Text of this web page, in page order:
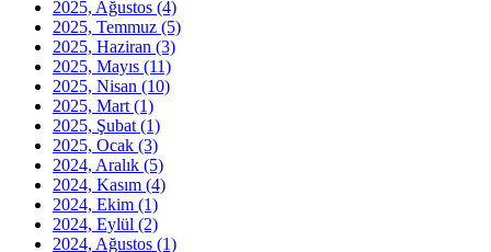
2025, Ağustos (4)
2025, Temmuz (5)
2025, Haziran (3)
2025, Mayıs (11)
2025, Nisan (10)
2025, Mart (1)
2025, Şubat (1)
2025, Ocak (3)
2024, Aralık (5)
2024, Kasım (4)
2024, Ekim (1)
2024, Eylül (2)
2024, Ağustos (1)